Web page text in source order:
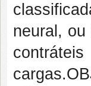
neural,